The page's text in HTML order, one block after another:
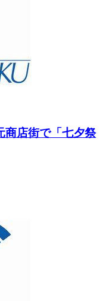
商店街で「七夕祭